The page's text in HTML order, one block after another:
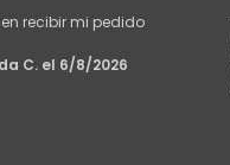
recibir mi pedido
C. el 6/8/2026